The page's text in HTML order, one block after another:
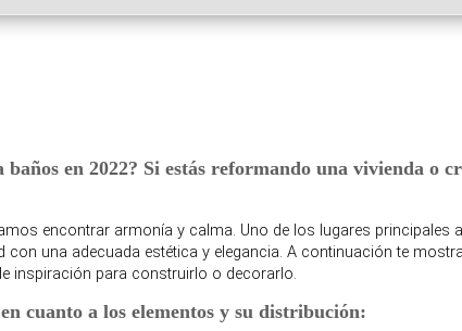
baños en 2022? Si estás reformando una vivienda o
encontrar armonía y calma. Uno de los lugares principales
una adecuada estética y elegancia. A continuación te
inspiración para construirlo o decorarlo.
cuanto a los elementos y su distribución: